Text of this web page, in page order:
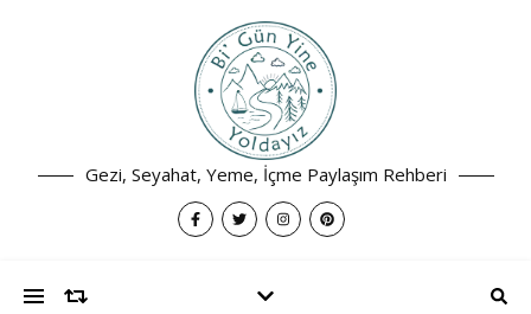
Gezi, Seyahat, Yeme, İçme Paylaşım Rehberi